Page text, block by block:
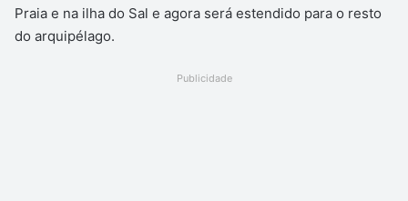
Praia e na ilha do Sal e agora será estendido para o resto
do arquipélago.
Publicidade